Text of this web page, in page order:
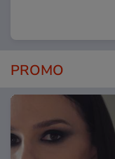
PROMO